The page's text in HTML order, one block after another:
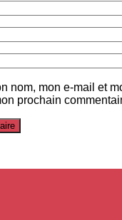
nom, mon e-mail et
prochain